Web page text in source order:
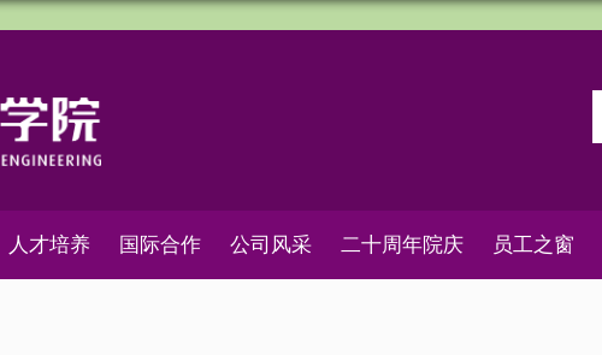
人才培养 国际合作 公司风采 二十周年院庆 员工之窗